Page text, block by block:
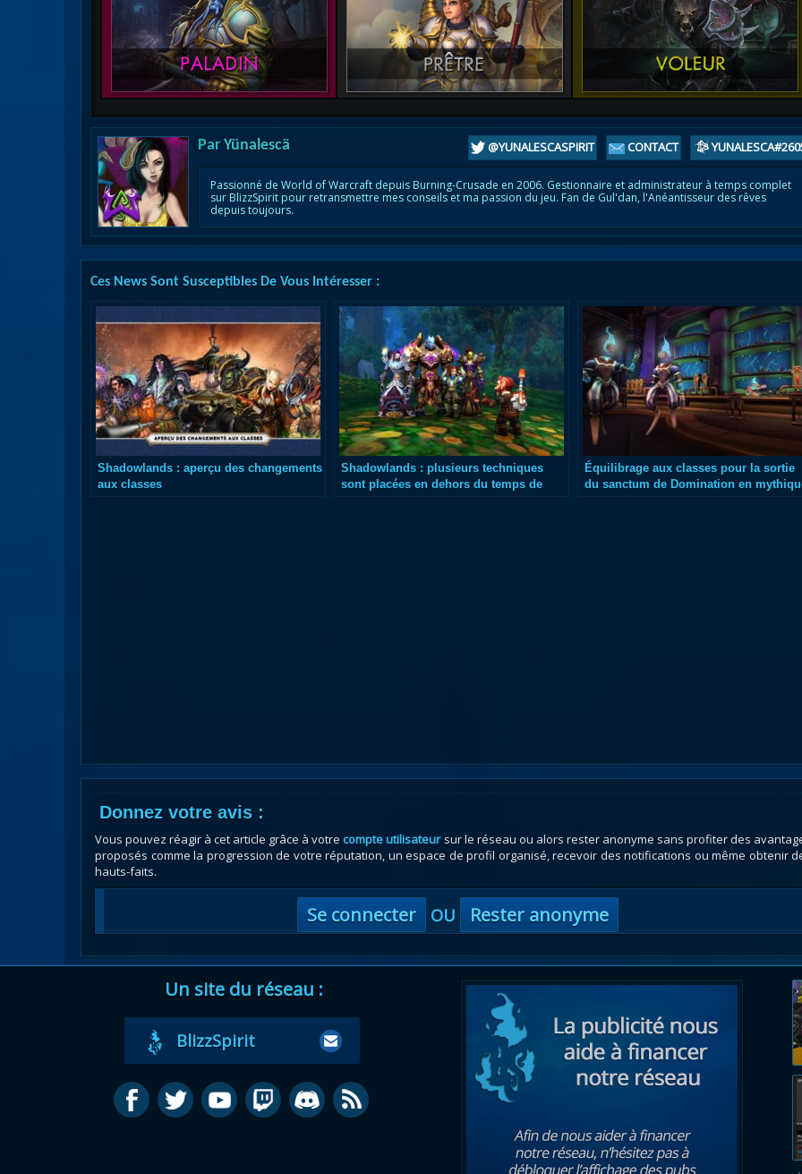
Par Yünalescä CONTACT
@YUNALESCASPIRIT
Passionné de World of Warcraft depuis Burning-Crusade en 2006. Gestionnaire et administrateur à temps complet
sur BlizzSpirit pour retransmettre mes conseils et ma passion du jeu. Fan de Gul'dan, l'Anéantisseur des rêves
depuis toujours.
Ces News Sont Susceptibles De Vous Intéresser :
Shadowlands : aperçu des changements
aux classes
Shadowlands : plusieurs techniques
sont placées en dehors du temps de
Équilibrage aux classes pour la sortie
du sanctum de Domination en
Donnez votre avis :
Vous pouvez réagir à cet article grâce à votre compte utilisateursur le réseau ou alors rester anonyme sans profiter des
proposés comme la progression de votre réputation, un espace de profil organisé, recevoir des notifications ou même obtenir
hauts-faits.
Se connecter OU Rester anonyme
Un site du réseau :
BlizzSpirit